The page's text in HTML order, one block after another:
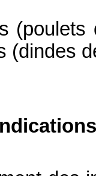
(poulets
(dindes